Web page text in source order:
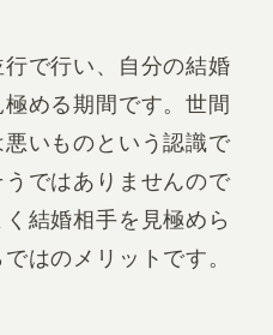
で行い、自分の結婚
める期間です。世間
いものという認識で
ではありませんので
結婚相手を見極めら
はのメリットです。